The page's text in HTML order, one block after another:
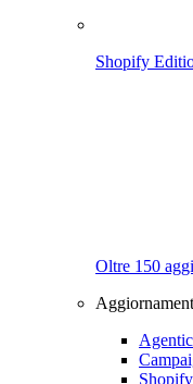
Shopify
Oltre 150